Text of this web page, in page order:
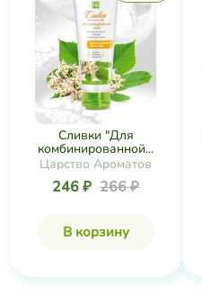
Сливки "Для
комбинированной...
Царство Ароматов
246 ₽ 266 ₽
В корзину